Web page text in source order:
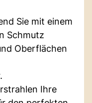
Sie mit einem
Schmutz
Oberflächen
Ihre